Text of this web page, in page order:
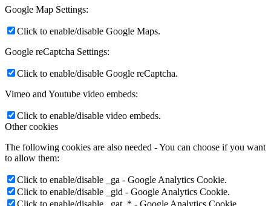
Google Map Settings:
Click to enable/disable Google Maps.
Google reCaptcha Settings:
Click to enable/disable Google reCaptcha.
Vimeo and Youtube video embeds:
Click to enable/disable video embeds.
Other cookies
The following cookies are also needed - You can choose if you want
to allow them:
Click to enable/disable _ga - Google Analytics Cookie.
Click to enable/disable _gid - Google Analytics Cookie.